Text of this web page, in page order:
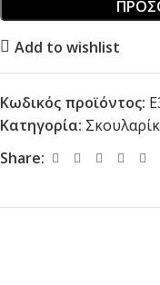
Add to wishlist
Κωδικός προϊόντος:
Κατηγορία:
Share: